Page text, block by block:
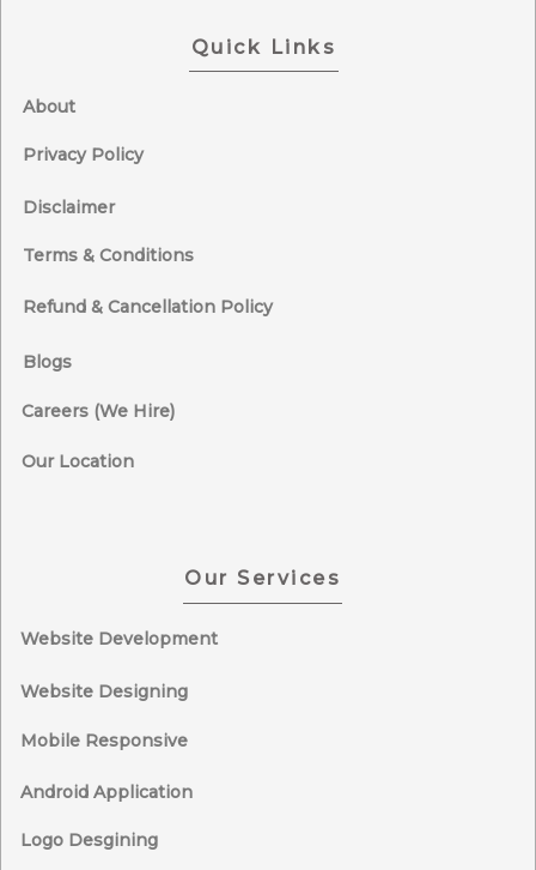
Quick Links
About
Privacy Policy
Disclaimer
Terms & Conditions
Refund & Cancellation Policy
Blogs
Careers (We Hire)
Our Location
Our Services
Website Development
Website Designing
Mobile Responsive
Android Application
Logo Desgining